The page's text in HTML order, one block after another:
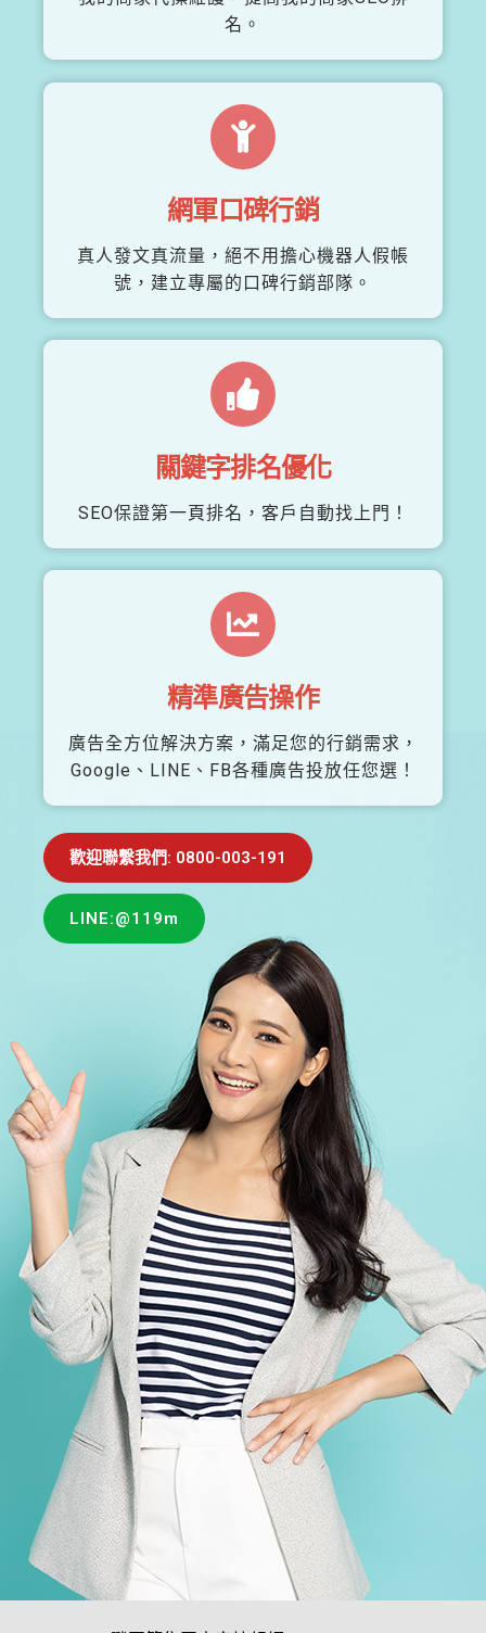
名。
網軍口碑行銷
真人發文真流量，絕不用擔心機器人假帳
號，建立專屬的口碑行銷部隊。
關鍵字排名優化
SEO保證第一頁排名，客戶自動找上門！
精準廣告操作
廣告全方位解決方案，滿足您的行銷需求，
Google、LINE、FB各種廣告投放任您選！
歡迎聯繫我們: 0800-003-191
LINE:@119m